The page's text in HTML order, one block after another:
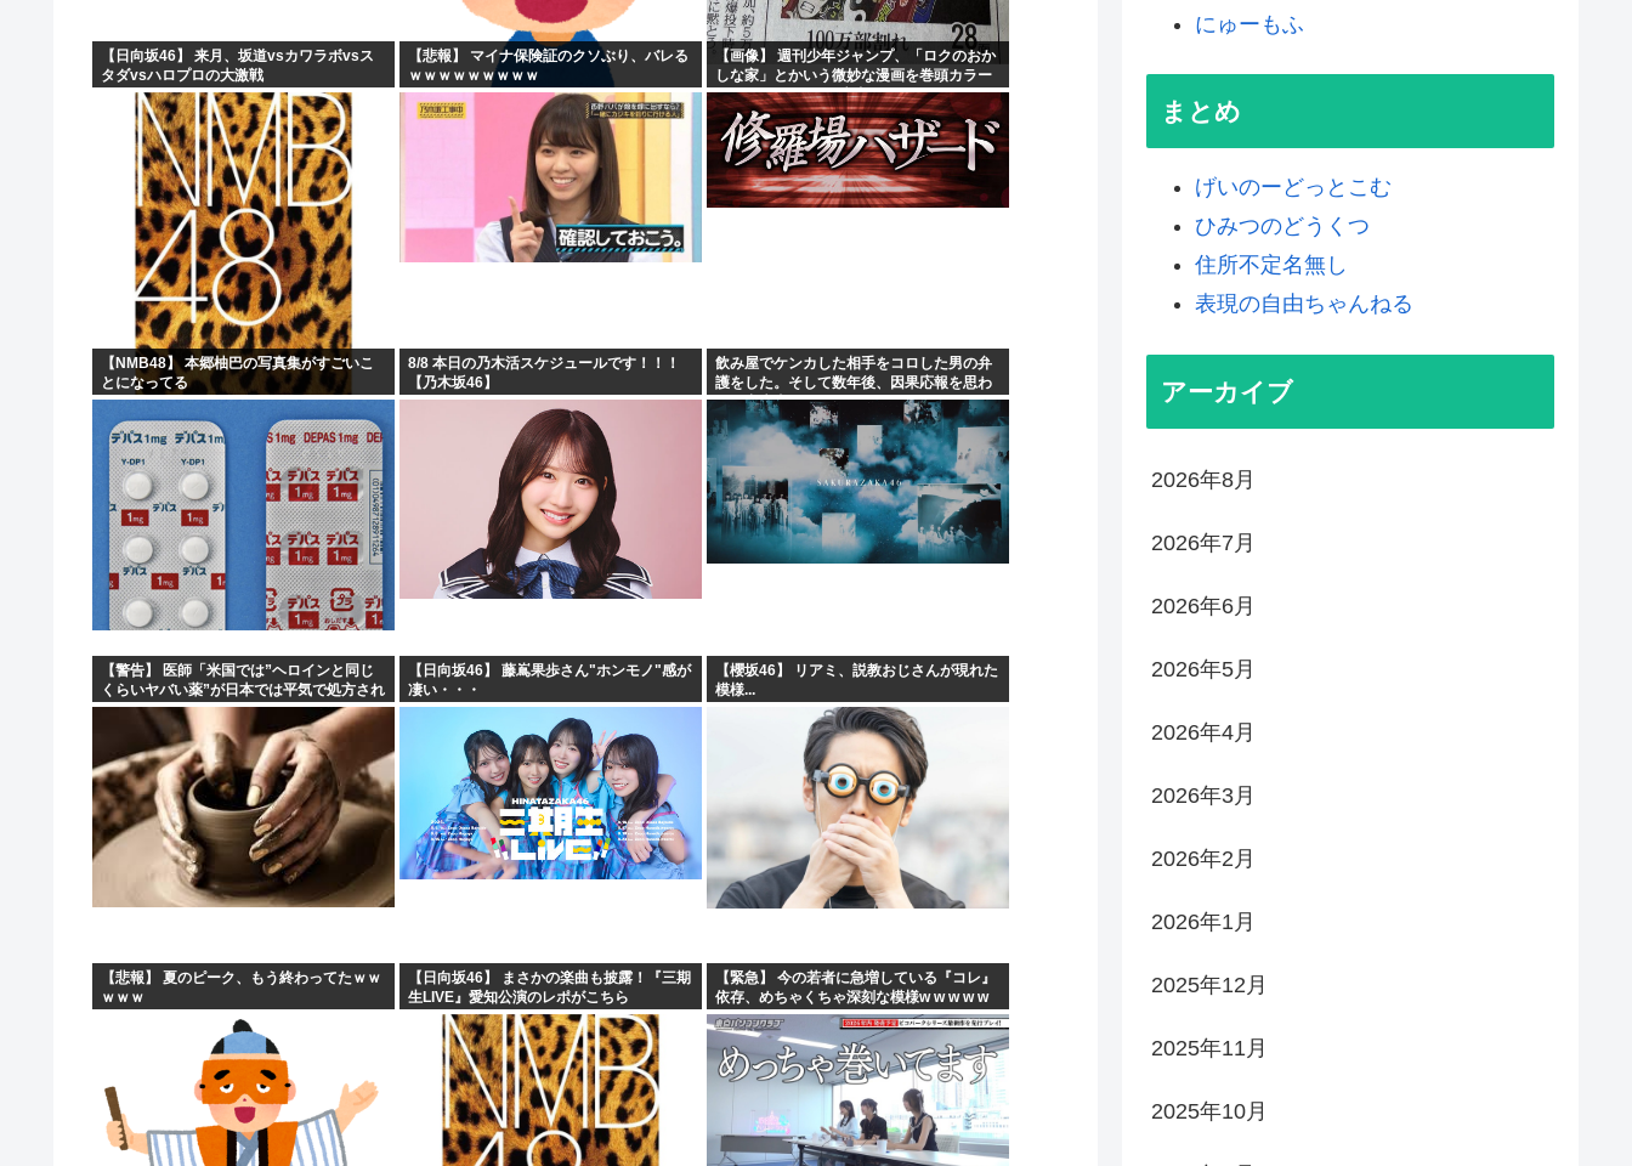
【日向坂46】 来月、坂道vsカワラボvsス
タダvsハロプロの大激戦
【悲報】 マイナ保険証のクソぶり、バレる
ｗｗｗｗｗｗｗｗｗ
【画像】 週刊少年ジャンプ、「ロクのおか
しな家」とかいう微妙な漫画を巻頭カラー
にしたせいで100万部切る
【NMB48】 本郷柚巴の写真集がすごいこ
とになってる
8/8 本日の乃木活スケジュールです！！！
【乃木坂46】
飲み屋でケンカした相手をコロした男の弁
護をした。そして数年後、因果応報を思わ
せる出来事が…
【警告】 医師「米国では”ヘロインと同じ
くらいヤバい薬”が日本では平気で処方され
てる」
【日向坂46】 藤嶌果歩さん"ホンモノ"感が
凄い・・・
【櫻坂46】 リアミ、説教おじさんが現れた
模様...
【悲報】 夏のピーク、もう終わってたｗｗ
ｗｗｗ
【日向坂46】 まさかの楽曲も披露！『三期
生LIVE』愛知公演のレポがこちら
【緊急】 今の若者に急増している『コレ』
依存、めちゃくちゃ深刻な模様w w w w w
w w w w w
にゅーもふ
まとめ
げいのーどっとこむ
ひみつのどうくつ
住所不定名無し
表現の自由ちゃんねる
アーカイブ
2026年8月
2026年7月
2026年6月
2026年5月
2026年4月
2026年3月
2026年2月
2026年1月
2025年12月
2025年11月
2025年10月